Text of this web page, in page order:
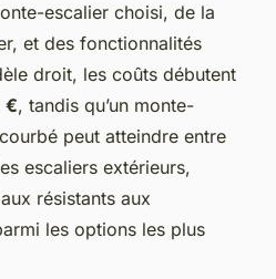
escalier choisi, de la
et des fonctionnalités
droit, les coûts débutent
€, tandis qu’un monte-
peut atteindre entre
escaliers extérieurs,
résistants aux
les options les plus